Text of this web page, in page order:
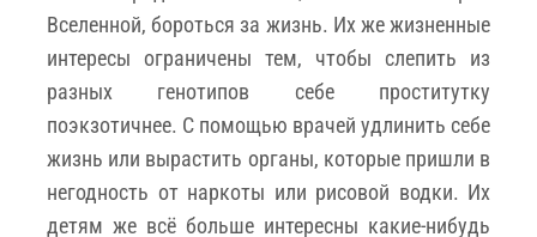
Вселенной, бороться за жизнь. Их же жизненные
интересы ограничены тем, чтобы слепить из
разных генотипов себе проститутку
поэкзотичнее. С помощью врачей удлинить себе
жизнь или вырастить органы, которые пришли в
негодность от наркоты или рисовой водки. Их
детям же всё больше интересны какие-нибудь